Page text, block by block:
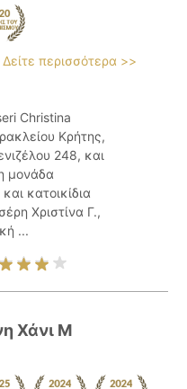
Δείτε περισσότερα >>
Christina
Κρήτης,
248, και
μονάδα
κατοικίδια
Χριστίνα Γ.,
...
Χάνι M